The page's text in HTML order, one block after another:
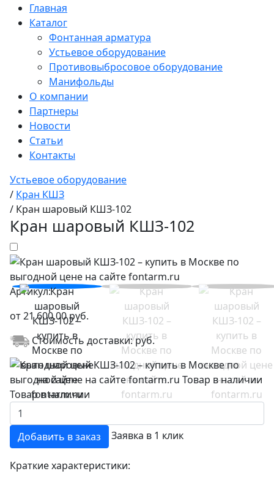
Главная
Каталог
Фонтанная арматура
Устьевое оборудование
Противовыбросовое оборудование
Манифольды
О компании
Партнеры
Новости
Статьи
Контакты
Устьевое оборудование
/ Кран КШЗ
/ Кран шаровый КШЗ-102
Кран шаровый КШЗ-102
Артикул:
от21 600,00руб.
Стоимость доставки:руб.
Товар в наличии
Добавить в заказ Заявка в 1 клик
Краткие характеристики: